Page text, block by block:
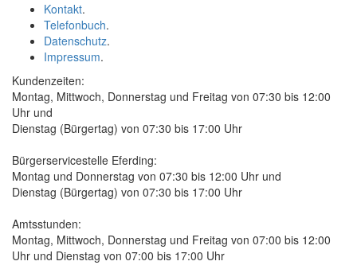
Kontakt.
Telefonbuch.
Datenschutz.
Impressum.
Kundenzeiten:
Montag, Mittwoch, Donnerstag und Freitag von 07:30 bis 12:00
Uhr und
Dienstag (Bürgertag) von 07:30 bis 17:00 Uhr
Bürgerservicestelle Eferding:
Montag und Donnerstag von 07:30 bis 12:00 Uhr und
Dienstag (Bürgertag) von 07:30 bis 17:00 Uhr
Amtsstunden:
Montag, Mittwoch, Donnerstag und Freitag von 07:00 bis 12:00
Uhr und Dienstag von 07:00 bis 17:00 Uhr